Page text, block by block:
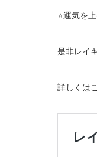
⭐️運気を
是非レイ
詳しくは